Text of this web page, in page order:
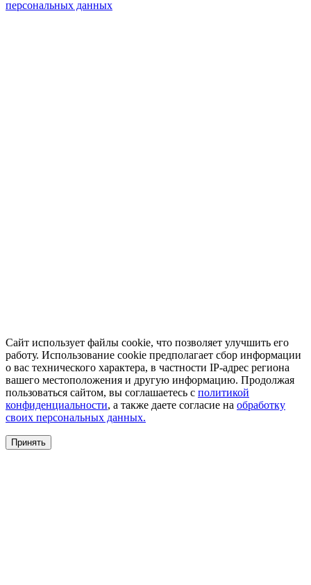
персональных данных
Сайт использует файлы cookie, что позволяет улучшить его
работу. Использование cookie предполагает сбор информации
о вас технического характера, в частности IP-адрес региона
вашего местоположения и другую информацию. Продолжая
пользоваться сайтом, вы соглашаетесь с политикой
конфиденциальности, а также даете согласие на обработку
своих персональных данных.
Принять